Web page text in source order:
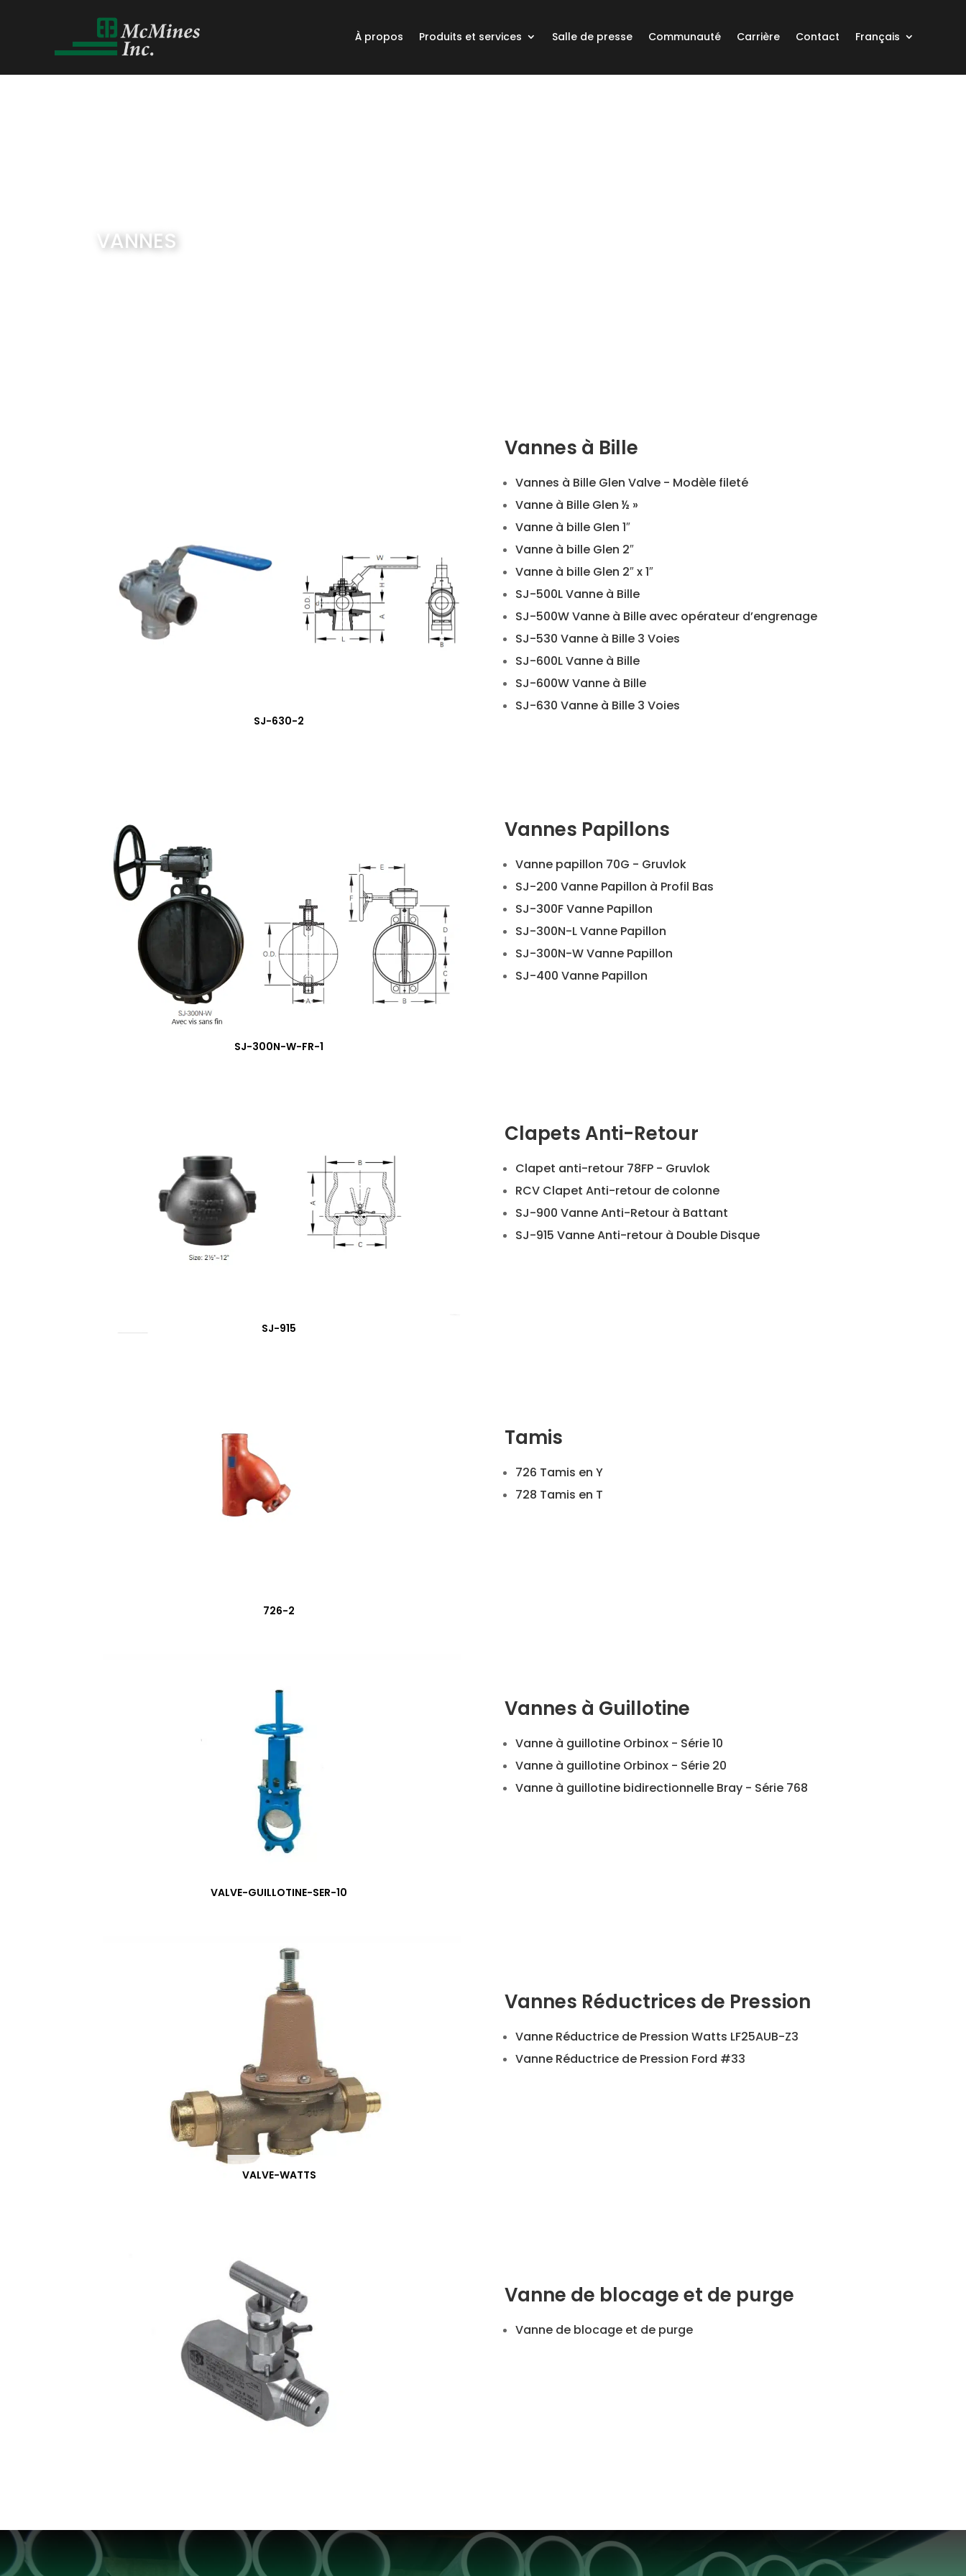
À propos Produits et services Salle de presse Communauté Carrière Contact Français
VANNES
Vannes à Bille
Vannes à Bille Glen Valve - Modèle fileté
Vanne à Bille Glen ½ »
Vanne à bille Glen 1″
Vanne à bille Glen 2″
Vanne à bille Glen 2″ x 1″
SJ-500L Vanne à Bille
SJ-500W Vanne à Bille avec opérateur d’engrenage
SJ-530 Vanne à Bille 3 Voies
SJ-600L Vanne à Bille
SJ-600W Vanne à Bille
SJ-630 Vanne à Bille 3 Voies
Vannes Papillons
Vanne papillon 70G - Gruvlok
SJ-200 Vanne Papillon à Profil Bas
SJ-300F Vanne Papillon
SJ-300N-L Vanne Papillon
SJ-300N-W Vanne Papillon
SJ-400 Vanne Papillon
Clapets Anti-Retour
Clapet anti-retour 78FP - Gruvlok
RCV Clapet Anti-retour de colonne
SJ-900 Vanne Anti-Retour à Battant
SJ-915 Vanne Anti-retour à Double Disque
Tamis
726 Tamis en Y
728 Tamis en T
Vannes à Guillotine
Vanne à guillotine Orbinox - Série 10
Vanne à guillotine Orbinox - Série 20
Vanne à guillotine bidirectionnelle Bray - Série 768
Vannes Réductrices de Pression
Vanne Réductrice de Pression Watts LF25AUB-Z3
Vanne Réductrice de Pression Ford #33
Vanne de blocage et de purge
Vanne de blocage et de purge